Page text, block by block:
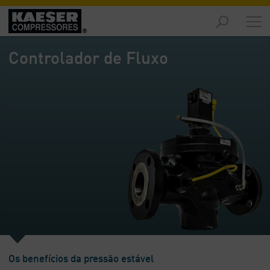
Produtos
e
Soluções
-
geral
Controlador de Fluxo
Os benefícios da pressão estável